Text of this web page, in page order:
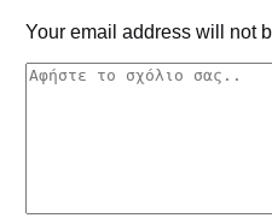
Your email address will not